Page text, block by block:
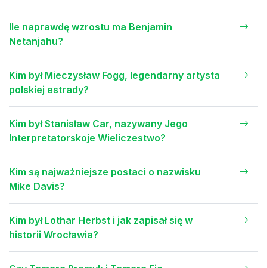
Ile naprawdę wzrostu ma Benjamin
Netanjahu?
Kim był Mieczysław Fogg, legendarny artysta
polskiej estrady?
Kim był Stanisław Car, nazywany Jego
Interpretatorskoje Wieliczestwo?
Kim są najważniejsze postaci o nazwisku
Mike Davis?
Kim był Lothar Herbst i jak zapisał się w
historii Wrocławia?